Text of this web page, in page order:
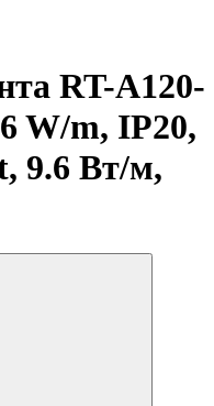
RT-A120-
W/m, IP20,
9.6 Вт/м,